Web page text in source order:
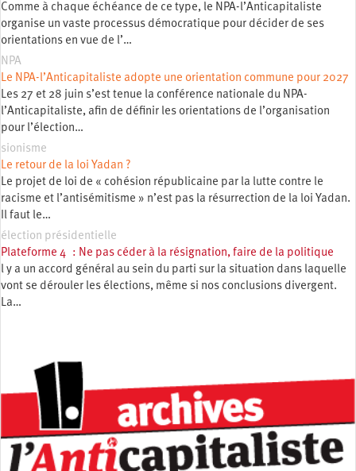
Comme à chaque échéance de ce type, le NPA-l’Anticapitaliste
organise un vaste processus démocratique pour décider de ses
orientations en vue de l’…
NPA
Le NPA-l’Anticapitaliste adopte une orientation commune pour 2027
Les 27 et 28 juin s’est tenue la conférence nationale du NPA-
l’Anticapitaliste, afin de définir les orientations de l’organisation
pour l’élection…
sionisme
Le retour de la loi Yadan ?
Le projet de loi de « cohésion républicaine par la lutte contre le
racisme et l’antisémitisme » n’est pas la résurrection de la loi Yadan.
Il faut le…
élection présidentielle
Plateforme 4 : Ne pas céder à la résignation, faire de la politique
l y a un accord général au sein du parti sur la situation dans laquelle
vont se dérouler les élections, même si nos conclusions divergent.
La…